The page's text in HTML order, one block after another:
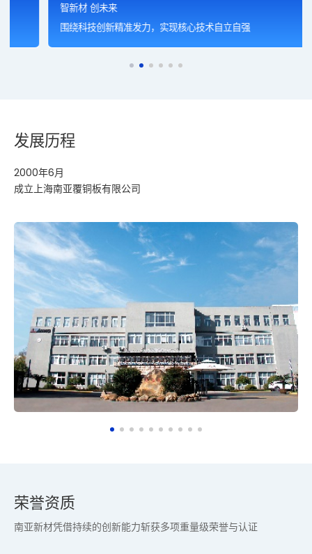
智新材 创未来
智新材 创未来
围绕科技创新精准发力，实现核心技术自立自强
发展历程
2000年6月
成立上海南亚覆铜板有限公司
2001.2
南亚新材首板诞生
2012.10
国家火炬计划重点高新技术企业
2017.9
南亚新材料科技（江西）有限公司
2020.8.18
上海证券交易所上市
2021.1
南亚新材料技术（东莞）有限公司
2022.10
获评国家知识产权优势企业
2023.6
南亚新材料科技（新加坡）有限公司
2024.1
南亚新材检测中心获CNAS实验室认证
2025.11
获评中国电子联合会“数据管理优秀案例”
荣誉资质
南亚新材凭借持续的创新能力斩获多项重量级荣誉与认证